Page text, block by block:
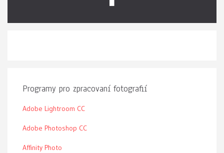
Programy pro zpracovaní fotografií
Adobe Lightroom CC
Adobe Photoshop CC
Affinity Photo